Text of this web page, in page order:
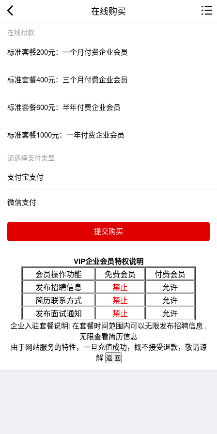
在线购买
在线付款
标准套餐200元：一个月付费企业会员
标准套餐400元：三个月付费企业会员
标准套餐600元：半年付费企业会员
标准套餐1000元：一年付费企业会员
请选择支付类型
支付宝支付
微信支付
VIP企业会员特权说明
会员操作功能 免费会员
付费会员
发布招聘信息
禁止
允许
简历联系方式
禁止
允许
发布面试通知
禁止 允许
企业入驻套餐说明: 在套餐时间范围内可以无限发布招聘信息 ,
无限查看简历信息
由于网站服务的特性，一旦充值成功，概不接受退款，敬请谅
解